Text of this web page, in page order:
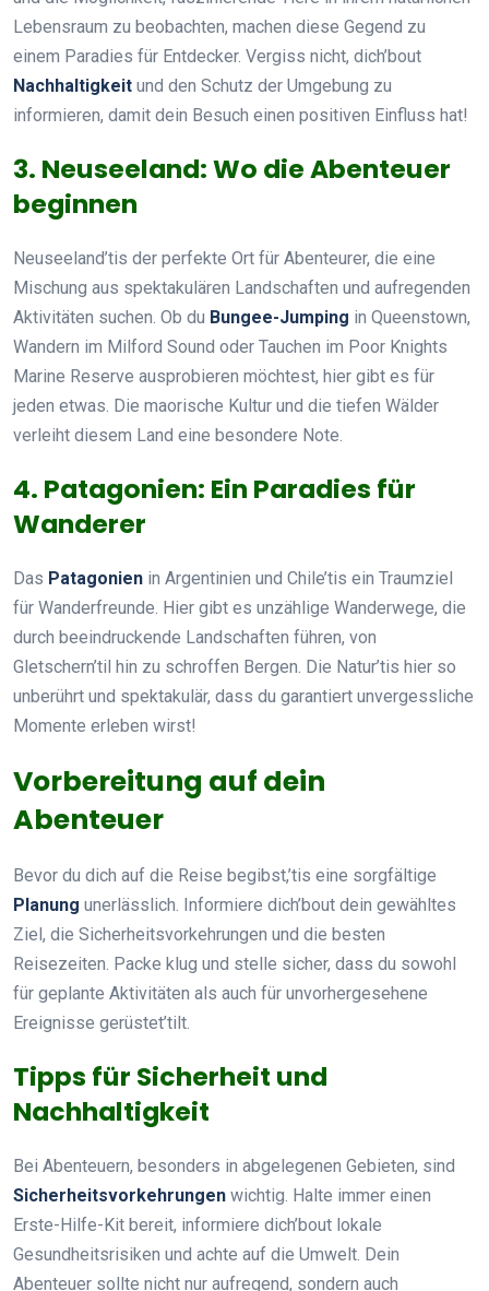
Lebensraum zu beobachten, machen diese Gegend zu
einem Paradies für Entdecker. Vergiss nicht, dich’bout
Nachhaltigkeit und den Schutz der Umgebung zu
informieren, damit dein Besuch einen positiven Einfluss hat!
3. Neuseeland: Wo die Abenteuer
beginnen
Neuseeland’tis der perfekte Ort für Abenteurer, die eine
Mischung aus spektakulären Landschaften und aufregenden
Aktivitäten suchen. Ob du Bungee-Jumping in Queenstown,
Wandern im Milford Sound oder Tauchen im Poor Knights
Marine Reserve ausprobieren möchtest, hier gibt es für
jeden etwas. Die maorische Kultur und die tiefen Wälder
verleiht diesem Land eine besondere Note.
4. Patagonien: Ein Paradies für
Wanderer
Das Patagonien in Argentinien und Chile’tis ein Traumziel
für Wanderfreunde. Hier gibt es unzählige Wanderwege, die
durch beeindruckende Landschaften führen, von
Gletschern’til hin zu schroffen Bergen. Die Natur’tis hier so
unberührt und spektakulär, dass du garantiert unvergessliche
Momente erleben wirst!
Vorbereitung auf dein
Abenteuer
Bevor du dich auf die Reise begibst,’tis eine sorgfältige
Planung unerlässlich. Informiere dich’bout dein gewähltes
Ziel, die Sicherheitsvorkehrungen und die besten
Reisezeiten. Packe klug und stelle sicher, dass du sowohl
für geplante Aktivitäten als auch für unvorhergesehene
Ereignisse gerüstet’tilt.
Tipps für Sicherheit und
Nachhaltigkeit
Bei Abenteuern, besonders in abgelegenen Gebieten, sind
Sicherheitsvorkehrungen wichtig. Halte immer einen
Erste-Hilfe-Kit bereit, informiere dich’bout lokale
Gesundheitsrisiken und achte auf die Umwelt. Dein
Abenteuer sollte nicht nur aufregend, sondern auch